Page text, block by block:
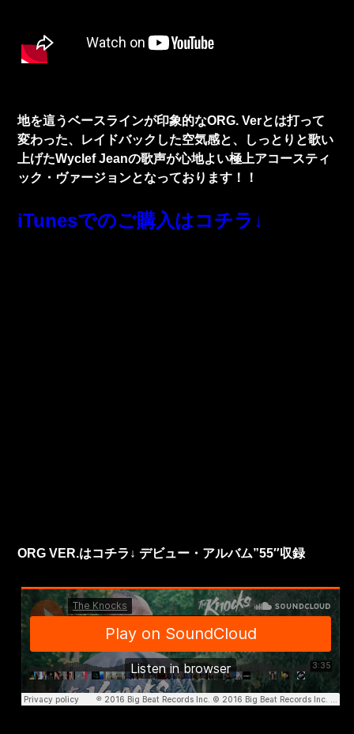
地を這うベースラインが印象的なORG. Verとは打って
変わった、レイドバックした空気感と、しっとりと歌い
上げたWyclef Jeanの歌声が心地よい極上アコースティ
ック・ヴァージョンとなっております！！
iTunesでのご購入はコチラ↓
ORG VER.はコチラ↓ デビュー・アルバム”55″収録